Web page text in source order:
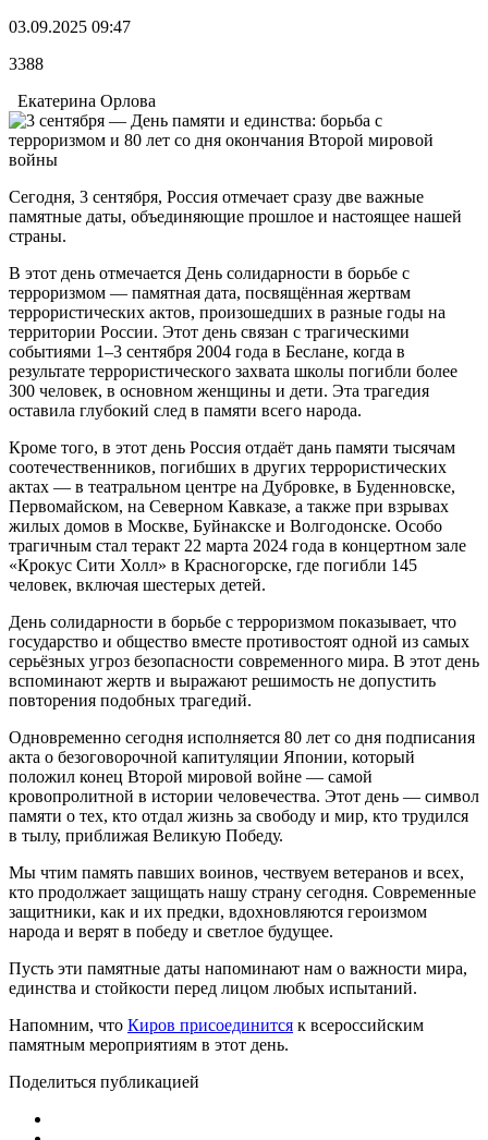
03.09.2025 09:47
3388
Екатерина Орлова
Сегодня, 3 сентября, Россия отмечает сразу две важные
памятные даты, объединяющие прошлое и настоящее нашей
страны.
В этот день отмечается День солидарности в борьбе с
терроризмом — памятная дата, посвящённая жертвам
террористических актов, произошедших в разные годы на
территории России. Этот день связан с трагическими
событиями 1–3 сентября 2004 года в Беслане, когда в
результате террористического захвата школы погибли более
300 человек, в основном женщины и дети. Эта трагедия
оставила глубокий след в памяти всего народа.
Кроме того, в этот день Россия отдаёт дань памяти тысячам
соотечественников, погибших в других террористических
актах — в театральном центре на Дубровке, в Буденновске,
Первомайском, на Северном Кавказе, а также при взрывах
жилых домов в Москве, Буйнакске и Волгодонске. Особо
трагичным стал теракт 22 марта 2024 года в концертном зале
«Крокус Сити Холл» в Красногорске, где погибли 145
человек, включая шестерых детей.
День солидарности в борьбе с терроризмом показывает, что
государство и общество вместе противостоят одной из самых
серьёзных угроз безопасности современного мира. В этот день
вспоминают жертв и выражают решимость не допустить
повторения подобных трагедий.
Одновременно сегодня исполняется 80 лет со дня подписания
акта о безоговорочной капитуляции Японии, который
положил конец Второй мировой войне — самой
кровопролитной в истории человечества. Этот день — символ
памяти о тех, кто отдал жизнь за свободу и мир, кто трудился
в тылу, приближая Великую Победу.
Мы чтим память павших воинов, чествуем ветеранов и всех,
кто продолжает защищать нашу страну сегодня. Современные
защитники, как и их предки, вдохновляются героизмом
народа и верят в победу и светлое будущее.
Пусть эти памятные даты напоминают нам о важности мира,
единства и стойкости перед лицом любых испытаний.
Напомним, что Киров присоединится к всероссийским
памятным мероприятиям в этот день.
Поделиться публикацией